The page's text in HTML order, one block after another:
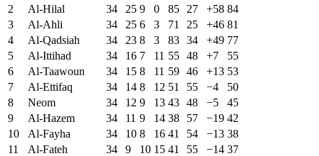
2
Al-Hilal 34 25 9 0 85 27 +58 84
3
Al-Ahli 34 25 6 3 71 25 +46 81
4
Al-Qadsiah 34 23 8 3 83 34 +49 77
5
Al-Ittihad 34 16 7 11 55 48 +7
55
6
Al-Taawoun 34 15 8 11 59 46 +13 53
7
Al-Ettifaq 34 14 8 12 51 55 −4
50
8
Neom 34 12 9 13 43 48 −5
45
9
Al-Hazem 34 11 9 14 38 57 −19 42
10
Al-Fayha 34 10 8 16 41 54 −13 38
11
Al-Fateh 34 9 10 15 41 55 −14 37